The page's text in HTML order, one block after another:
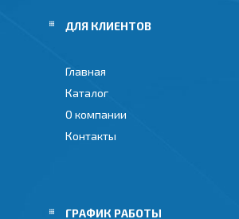
ДЛЯ КЛИЕНТОВ
Главная
Каталог
О компании
Контакты
ГРАФИК РАБОТЫ